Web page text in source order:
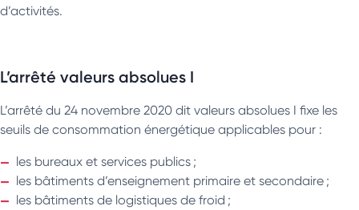
d’activités.
L’arrêté valeurs absolues I
L’arrêté du 24 novembre 2020 dit valeurs absolues I fixe les
seuils de consommation énergétique applicables pour :
les bureaux et services publics ;
les bâtiments d’enseignement primaire et secondaire ;
les bâtiments de logistiques de froid ;